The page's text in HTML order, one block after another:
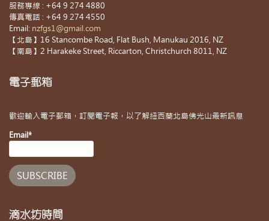
服務專線 : +64 9 274 4880
傳真電話 : +64 9 274 4550
Email: nzfgs1@gmail.com
【北島】16 Stancombe Road, Flat Bush, Manukau 2016, NZ
【南島】2 Harakeke Street, Riccarton, Christchurch 8011, NZ
電子郵箱
歡迎輸入電子郵箱，訂閱電子報，以了解紐西蘭北島佛光山最新訊息
Email*
滴水坊時間